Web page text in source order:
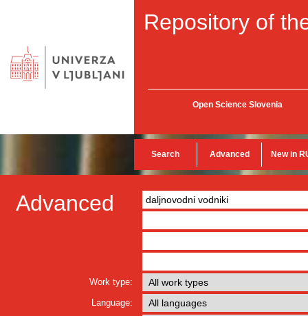
Repository of
Open Science Slovenia
Search Advanced New in
Advanced
Work type:
Language: